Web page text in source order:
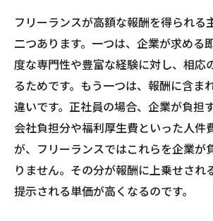
フリーランスが高額な報酬を得られる
二つあります。一つは、企業が求める
度な専門性や豊富な経験に対し、相応
るためです。もう一つは、報酬に含ま
違いです。正社員の場合、企業が負担
会社負担分や福利厚生費といった人件
が、フリーランスではこれらを企業が
りません。その分が報酬に上乗せされ
提示される単価が高くなるのです。